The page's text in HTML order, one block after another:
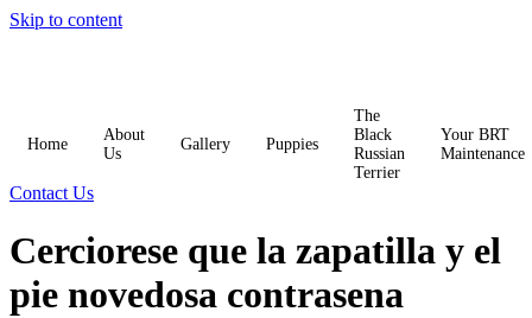
Skip to content
Home
About
Us
Gallery Puppies
The
Black
Russian
Terrier
Your BRT
Maintenance
Contact Us
Cerciorese que la zapatilla y el
pie novedosa contrasena